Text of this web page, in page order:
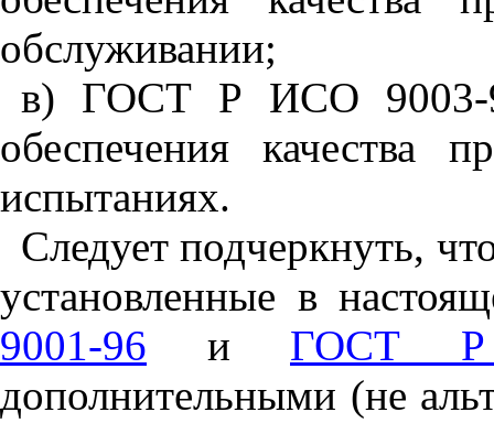
обслуживании;
в) ГОСТ Р ИСО 9003-
обеспечения качества
испытаниях.
Следует подчеркнуть,
установленные в
9001-96 и ГОСТ Р
дополнительными (не